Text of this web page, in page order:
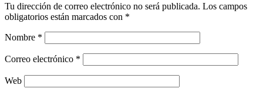
Tu dirección de correo electrónico no será publicada. Los campos
obligatorios están marcados con *
Nombre *
Correo electrónico *
Web